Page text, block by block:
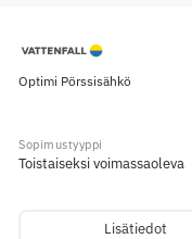
Optimi Pörssisähkö
Toistaiseksi voimassaoleva
Lisätiedot